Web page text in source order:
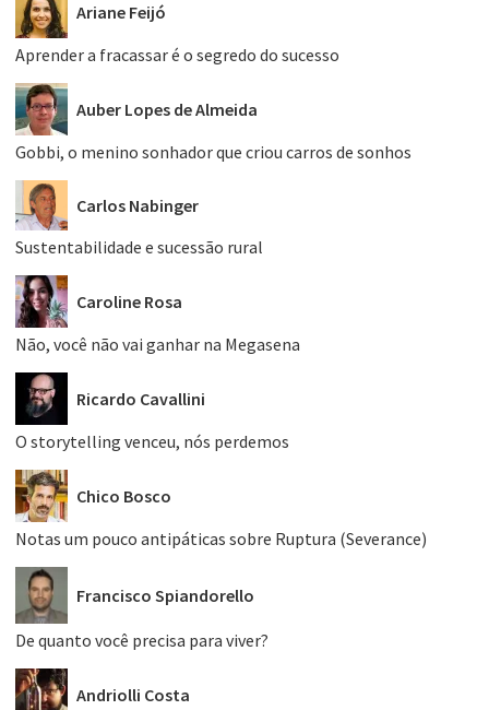
Ariane Feijó
Aprender a fracassar é o segredo do sucesso
Auber Lopes de Almeida
Gobbi, o menino sonhador que criou carros de sonhos
Carlos Nabinger
Sustentabilidade e sucessão rural
Caroline Rosa
Não, você não vai ganhar na Megasena
Ricardo Cavallini
O storytelling venceu, nós perdemos
Chico Bosco
Notas um pouco antipáticas sobre Ruptura (Severance)
Francisco Spiandorello
De quanto você precisa para viver?
Andriolli Costa